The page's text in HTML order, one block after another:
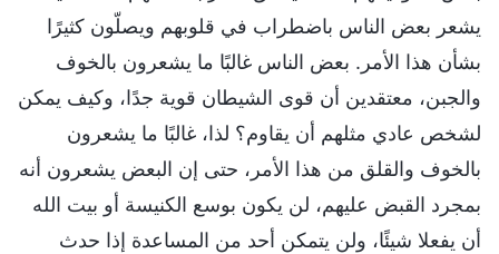
يشعر بعض الناس باضطراب في قلوبهم ويصلّون كثيرًا
بشأن هذا الأمر. بعض الناس غالبًا ما يشعرون بالخوف
والجبن، معتقدين أن قوى الشيطان قوية جدًا، وكيف يمكن
لشخص عادي مثلهم أن يقاوم؟ لذا، غالبًا ما يشعرون
بالخوف والقلق من هذا الأمر، حتى إن البعض يشعرون أنه
بمجرد القبض عليهم، لن يكون بوسع الكنيسة أو بيت الله
أن يفعلا شيئًا، ولن يتمكن أحد من المساعدة إذا حدث